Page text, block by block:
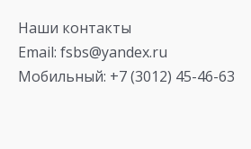
Наши контакты
Email: fsbs@yandex.ru
Мобильный: +7 (3012) 45-46-63